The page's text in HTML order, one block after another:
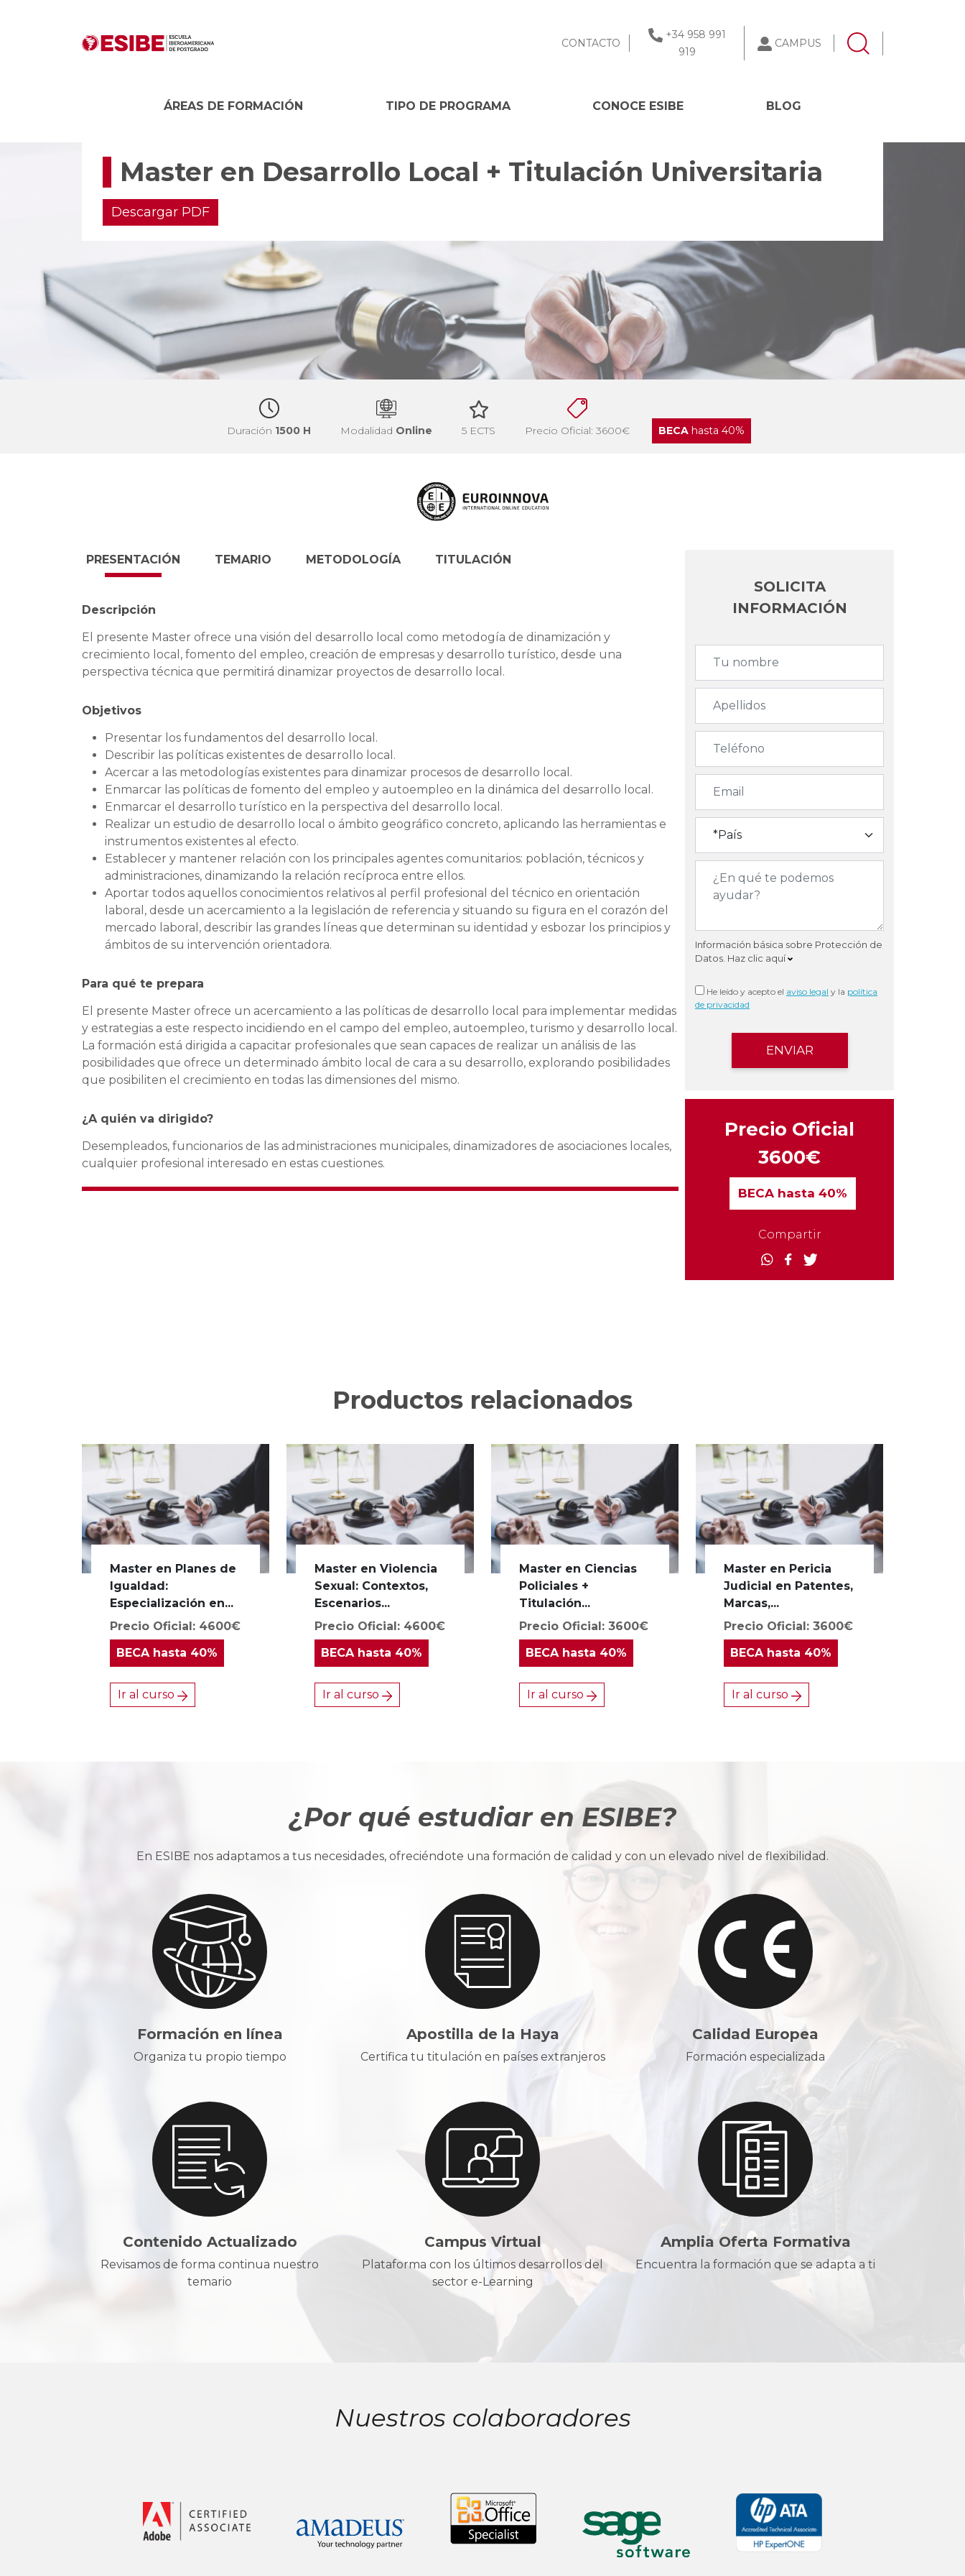
CONTACTO
+34 958 991
919
CAMPUS
ÁREAS DE FORMACIÓN TIPO DE PROGRAMA CONOCE ESIBE BLOG
Master en Desarrollo Local + Titulación Universitaria
Descargar PDF
Duración 1500 H Modalidad Online 5 ECTS Precio Oficial: 3600€ BECA hasta 40%
PRESENTACIÓN
Descripción
El presente Master ofrece una visión del desarrollo local como metodogía de dinamización y
crecimiento local, fomento del empleo, creación de empresas y desarrollo turístico, desde una
perspectiva técnica que permitirá dinamizar proyectos de desarrollo local.
Objetivos
Presentar los fundamentos del desarrollo local.
Describir las políticas existentes de desarrollo local.
Acercar a las metodologías existentes para dinamizar procesos de desarrollo local.
Enmarcar las políticas de fomento del empleo y autoempleo en la dinámica del desarrollo local.
Enmarcar el desarrollo turístico en la perspectiva del desarrollo local.
Realizar un estudio de desarrollo local o ámbito geográfico concreto, aplicando las herramientas e
instrumentos existentes al efecto.
Establecer y mantener relación con los principales agentes comunitarios: población, técnicos y
administraciones, dinamizando la relación recíproca entre ellos.
Aportar todos aquellos conocimientos relativos al perfil profesional del técnico en orientación
laboral, desde un acercamiento a la legislación de referencia y situando su figura en el corazón del
mercado laboral, describir las grandes líneas que determinan su identidad y esbozar los principios y
ámbitos de su intervención orientadora.
Para qué te prepara
El presente Master ofrece un acercamiento a las políticas de desarrollo local para implementar medidas
y estrategias a este respecto incidiendo en el campo del empleo, autoempleo, turismo y desarrollo local.
La formación está dirigida a capacitar profesionales que sean capaces de realizar un análisis de las
posibilidades que ofrece un determinado ámbito local de cara a su desarrollo, explorando posibilidades
que posibiliten el crecimiento en todas las dimensiones del mismo.
¿A quién va dirigido?
Desempleados, funcionarios de las administraciones municipales, dinamizadores de asociaciones locales,
cualquier profesional interesado en estas cuestiones.
TEMARIO METODOLOGÍA TITULACIÓN
SOLICITA
INFORMACIÓN
Información básica sobre Protección de
Datos. Haz clic aquí
He leído y acepto el aviso legal y la política
de privacidad
Precio Oficial
3600€
BECAhasta 40%
Compartir
Productos relacionados
Master en Planes de
Igualdad:
Especialización en...
Precio Oficial: 4600€
BECAhasta 40%
Ir al curso
Master en Violencia
Sexual: Contextos,
Escenarios...
Precio Oficial: 4600€
BECAhasta 40%
Ir al curso
Master en Ciencias
Policiales +
Titulación...
Precio Oficial: 3600€
BECAhasta 40%
Ir al curso
Master en Pericia
Judicial en Patentes,
Marcas,...
Precio Oficial: 3600€
BECAhasta 40%
Ir al curso
¿Por qué estudiar en ESIBE?
En ESIBE nos adaptamos a tus necesidades, ofreciéndote una formación de calidad y con un elevado nivel de flexibilidad.
Formación en línea
Organiza tu propio tiempo
Apostilla de la Haya
Certifica tu titulación en países extranjeros
Calidad Europea
Formación especializada
Contenido Actualizado
Revisamos de forma continua nuestro
temario
Campus Virtual
Plataforma con los últimos desarrollos del
sector e-Learning
Amplia Oferta Formativa
Encuentra la formación que se adapta a ti
Nuestros colaboradores